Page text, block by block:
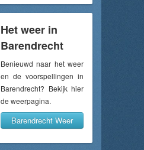
Het weer in
Barendrecht
Benieuwd naar het weer
en de voorspellingen in
Barendrecht? Bekijk hier
de weerpagina.
Barendrecht Weer